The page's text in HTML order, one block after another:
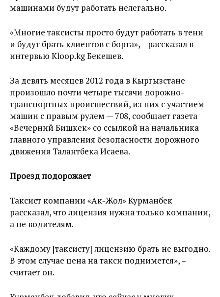
машинами будут работать нелегально.
«Многие таксисты просто будут работать в тени
и будут брать клиентов с борта», – рассказал в
интервью Kloop.kg Бекешев.
За девять месяцев 2012 года в Кыргызстане
произошло почти четыре тысячи дорожно-
транспортных происшествий, из них с участием
машин с правым рулем — 708, сообщает газета
«Вечерний Бишкек» со ссылкой на начальника
главного управления безопасности дорожного
движения Талантбека Исаева.
Проезд подорожает
Таксист компании «Ак-Жол» Курманбек
рассказал, что лицензия нужна только компании,
а не водителям.
«Каждому [таксисту] лицензию брать не выгодно.
В этом случае цена на такси поднимется», –
считает он.